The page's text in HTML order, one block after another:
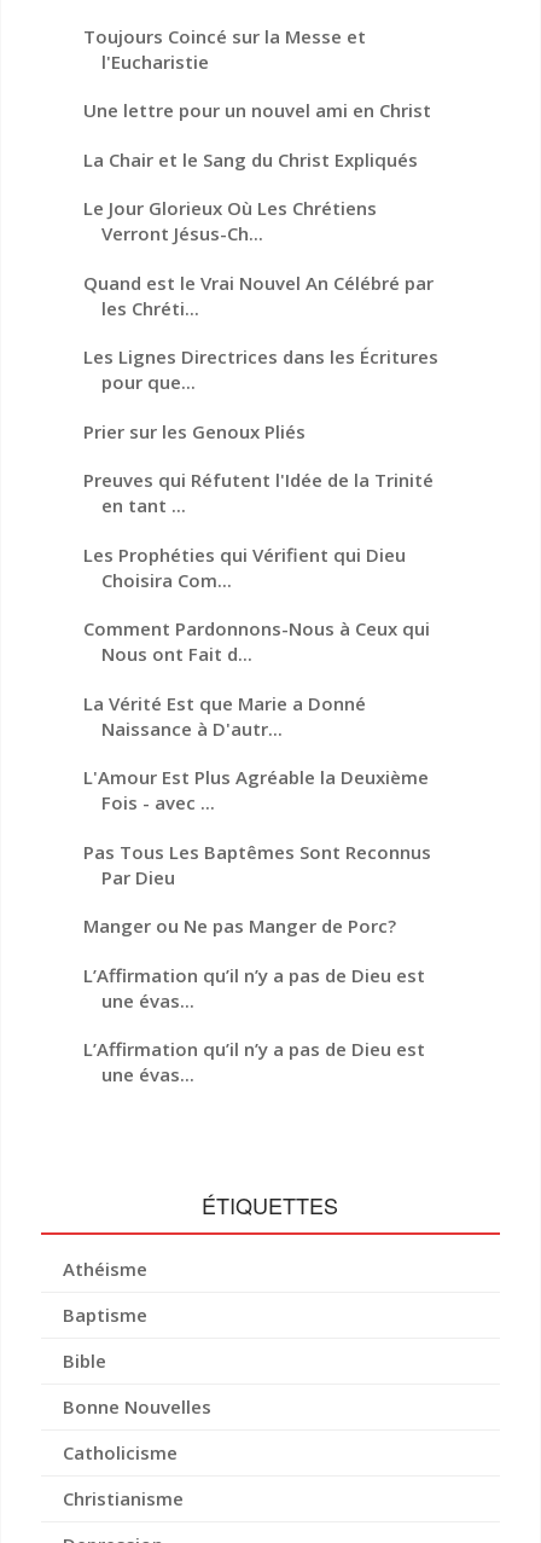
Toujours Coincé sur la Messe et
l'Eucharistie
Une lettre pour un nouvel ami en Christ
La Chair et le Sang du Christ Expliqués
Le Jour Glorieux Où Les Chrétiens
Verront Jésus-Ch...
Quand est le Vrai Nouvel An Célébré par
les Chréti...
Les Lignes Directrices dans les Écritures
pour que...
Prier sur les Genoux Pliés
Preuves qui Réfutent l'Idée de la Trinité
en tant ...
Les Prophéties qui Vérifient qui Dieu
Choisira Com...
Comment Pardonnons-Nous à Ceux qui
Nous ont Fait d...
La Vérité Est que Marie a Donné
Naissance à D'autr...
L'Amour Est Plus Agréable la Deuxième
Fois - avec ...
Pas Tous Les Baptêmes Sont Reconnus
Par Dieu
Manger ou Ne pas Manger de Porc?
L’Affirmation qu’il n’y a pas de Dieu est
une évas...
L’Affirmation qu’il n’y a pas de Dieu est
une évas...
ÉTIQUETTES
Athéisme
Baptisme
Bible
Bonne Nouvelles
Catholicisme
Christianisme